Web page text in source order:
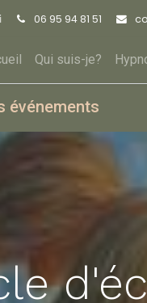
06 95 94 81 51
Qui suis-je?
événements